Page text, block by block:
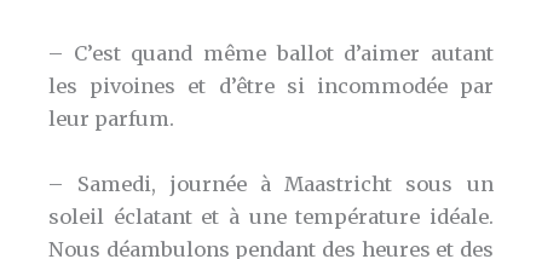
– C’est quand même ballot d’aimer autant
les pivoines et d’être si incommodée par
leur parfum.
– Samedi, journée à Maastricht sous un
soleil éclatant et à une température idéale.
Nous déambulons pendant des heures et des